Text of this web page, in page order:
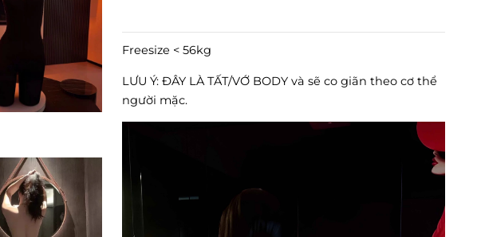
Freesize < 56kg
LƯU Ý: ĐÂY LÀ TẤT/VỚ BODY và sẽ co giãn theo cơ thể
người mặc.